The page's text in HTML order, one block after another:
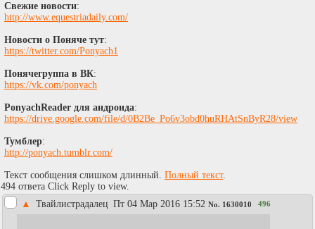
Свежие новости:
http://www.equestriadaily.com/
Новости о Поняче тут:
https://twitter.com/Ponyach1
Понячегруппа в ВК:
https://vk.com/ponyach
PonyachReader для андроида:
https://drive.google.com/file/d/0B2Be_Po6v3obd0huRHAtSnByR28/view
Тумблер:
http://ponyach.tumblr.com/
Текст сообщения слишком длинный. Полный текст.
494 ответа Click Reply to view.
▲
Твайлистрадалец Пт 04 Мар 2016 15:52 No. 1630010 496